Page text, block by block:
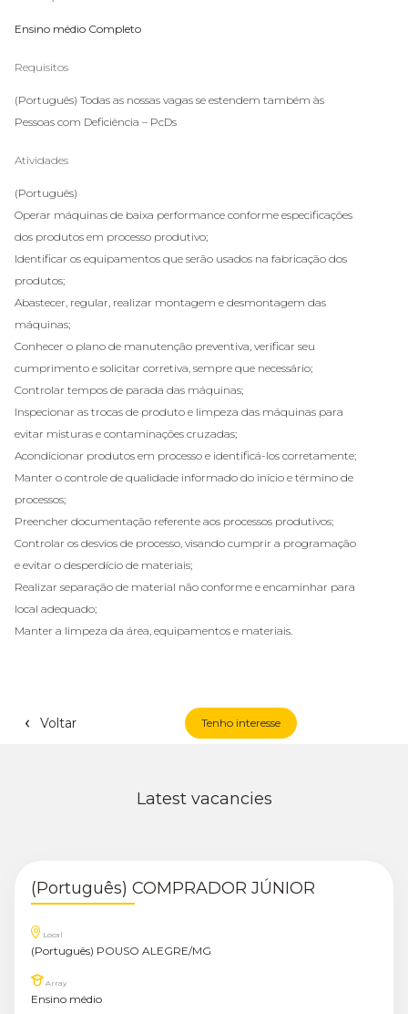
Ensino médio Completo
Requisitos
(Português) Todas as nossas vagas se estendem também às
Pessoas com Deficiência – PcDs
Atividades
(Português)
Operar máquinas de baixa performance conforme especificações
dos produtos em processo produtivo;
Identificar os equipamentos que serão usados na fabricação dos
produtos;
Abastecer, regular, realizar montagem e desmontagem das
máquinas;
Conhecer o plano de manutenção preventiva, verificar seu
cumprimento e solicitar corretiva, sempre que necessário;
Controlar tempos de parada das máquinas;
Inspecionar as trocas de produto e limpeza das máquinas para
evitar misturas e contaminações cruzadas;
Acondicionar produtos em processo e identificá-los corretamente;
Manter o controle de qualidade informado do início e término de
processos;
Preencher documentação referente aos processos produtivos;
Controlar os desvios de processo, visando cumprir a programação
e evitar o desperdício de materiais;
Realizar separação de material não conforme e encaminhar para
local adequado;
Manter a limpeza da área, equipamentos e materiais.
Voltar Tenho interesse
Latest vacancies
(Português) COMPRADOR JÚNIOR
Local
(Português) POUSO ALEGRE/MG
Array
Ensino médio